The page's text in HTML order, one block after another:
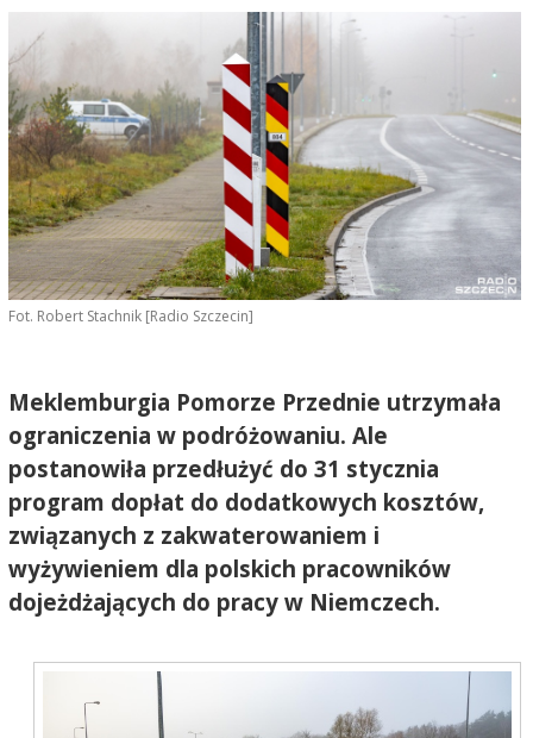
Fot. Robert Stachnik [Radio Szczecin]
Meklemburgia Pomorze Przednie utrzymała
ograniczenia w podróżowaniu. Ale
postanowiła przedłużyć do 31 stycznia
program dopłat do dodatkowych kosztów,
związanych z zakwaterowaniem i
wyżywieniem dla polskich pracowników
dojeżdżających do pracy w Niemczech.